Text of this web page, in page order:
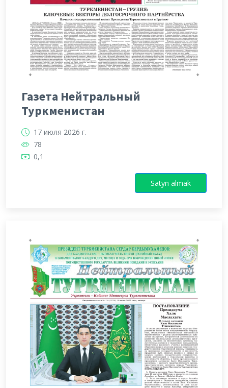
Газета Нейтральный
Туркменистан
17 июля 2026 г.
78
0,1
Satyn almak